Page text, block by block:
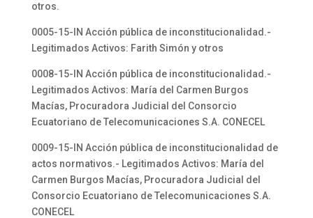
otros.
0005-15-IN Acción pública de inconstitucionalidad.-
Legitimados Activos: Farith Simón y otros
0008-15-IN Acción pública de inconstitucionalidad.-
Legitimados Activos: María del Carmen Burgos
Macías, Procuradora Judicial del Consorcio
Ecuatoriano de Telecomunicaciones S.A. CONECEL
0009-15-IN Acción pública de inconstitucionalidad de
actos normativos.- Legitimados Activos: María del
Carmen Burgos Macías, Procuradora Judicial del
Consorcio Ecuatoriano de Telecomunicaciones S.A.
CONECEL